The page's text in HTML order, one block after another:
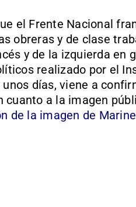
el Frente Nacional
obreras y de clase
y de la izquierda en
realizado por el
unos días, viene a
cuanto a la imagen
de la imagen de